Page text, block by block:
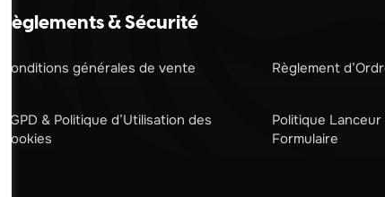
Règlements & Sécurité
Conditions générales de vente Règlement
RGPD & Politique d’Utilisation des
Cookies
Politique Lanceur
Formulaire